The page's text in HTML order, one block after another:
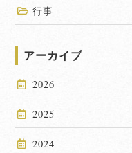
行事
アーカイブ
2026
2025
2024